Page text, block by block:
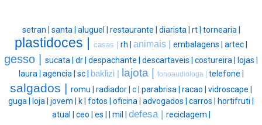
setran | santa | aluguel | restaurante | diarista | rt | tornearia |
plastidoces | casas | rh | animais | embalagens | artec |
gesso | sucata | dr | despachante | descartaveis | costureira |
lojas |
laura | agencia | sc | baklizi | lajota | fonoaudiologa | telefone |
salgados | romu | radiador | c | parabrisa | racao | vidroscape |
guga |
loja | jovem | k | fotos | oficina | advogados | carros |
hortifruti |
atual | ceo | es | mil | defesa | reciclagem |